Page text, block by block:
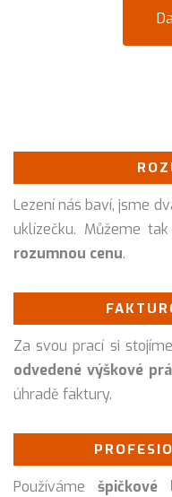
Lezení nás baví, jsme
uklízečku. Můžeme
rozumnou cenu.
Za svou prací si
odvedené výškové
úhradě faktury.
Používáme špičkové